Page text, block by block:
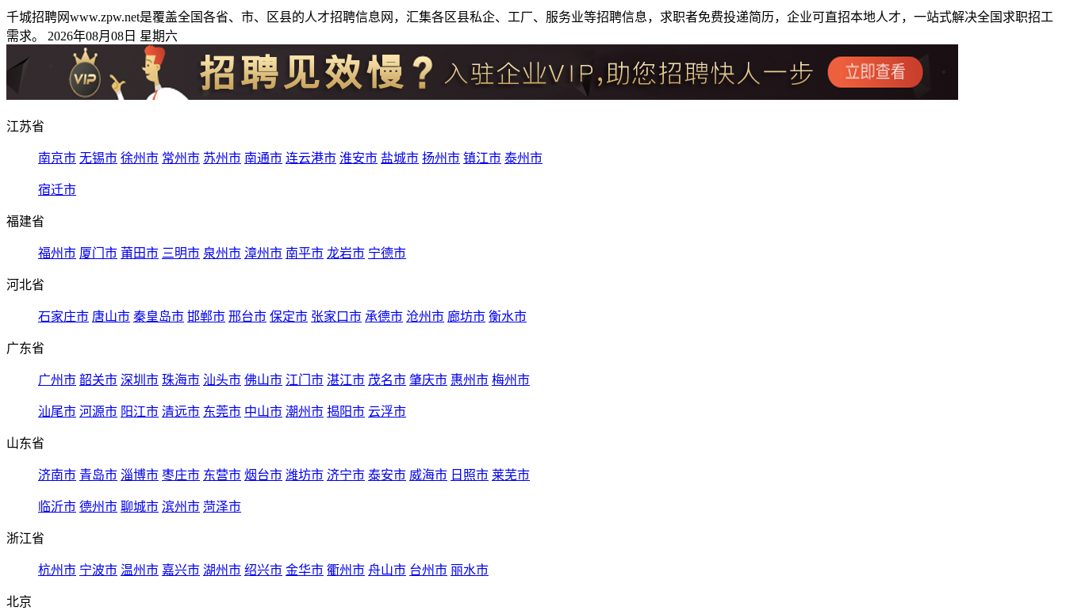
千城招聘网www.zpw.net是覆盖全国各省、市、区县的人才招聘信息网，汇集各区县私企、工厂、服务业等招聘信息，求职者免费投递简历，企业可直招本地人才，一站式解决全国求职招工
需求。 2026年08月08日 星期六
江苏省
南京市 无锡市 徐州市 常州市 苏州市 南通市 连云港市 淮安市 盐城市 扬州市 镇江市 泰州市
宿迁市
福建省
福州市 厦门市 莆田市 三明市 泉州市 漳州市 南平市 龙岩市 宁德市
河北省
石家庄市 唐山市 秦皇岛市 邯郸市 邢台市 保定市 张家口市 承德市 沧州市 廊坊市 衡水市
广东省
广州市 韶关市 深圳市 珠海市 汕头市 佛山市 江门市 湛江市 茂名市 肇庆市 惠州市 梅州市
汕尾市 河源市 阳江市 清远市 东莞市 中山市 潮州市 揭阳市 云浮市
山东省
济南市 青岛市 淄博市 枣庄市 东营市 烟台市 潍坊市 济宁市 泰安市 威海市 日照市 莱芜市
临沂市 德州市 聊城市 滨州市 菏泽市
浙江省
杭州市 宁波市 温州市 嘉兴市 湖州市 绍兴市 金华市 衢州市 舟山市 台州市 丽水市
北京